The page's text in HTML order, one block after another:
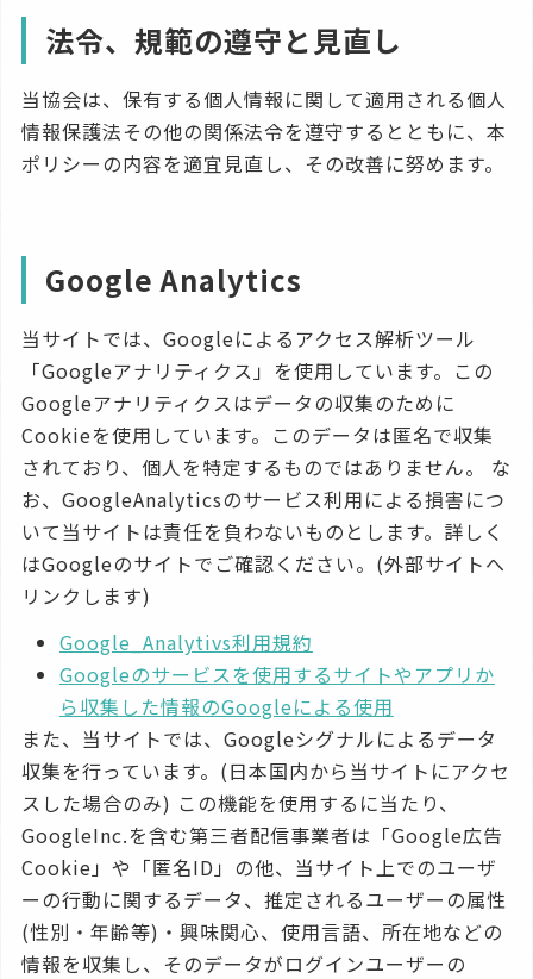
法令、規範の遵守と見直し
当協会は、保有する個人情報に関して適用される個人
情報保護法その他の関係法令を遵守するとともに、本
ポリシーの内容を適宜見直し、その改善に努めます。
Google Analytics
当サイトでは、Googleによるアクセス解析ツール
「Googleアナリティクス」を使用しています。この
Googleアナリティクスはデータの収集のために
Cookieを使用しています。このデータは匿名で収集
されており、個人を特定するものではありません。 な
お、GoogleAnalyticsのサービス利用による損害につ
いて当サイトは責任を負わないものとします。詳しく
はGoogleのサイトでご確認ください。(外部サイトへ
リンクします)
Google_Analytivs利用規約
Googleのサービスを使用するサイトやアプリか
ら収集した情報のGoogleによる使用
また、当サイトでは、Googleシグナルによるデータ
収集を行っています。(日本国内から当サイトにアクセ
スした場合のみ) この機能を使用するに当たり、
GoogleInc.を含む第三者配信事業者は「Google広告
Cookie」や「匿名ID」の他、当サイト上でのユーザ
ーの行動に関するデータ、推定されるユーザーの属性
(性別・年齢等)・興味関心、使用言語、所在地などの
情報を収集し、そのデータがログインユーザーの